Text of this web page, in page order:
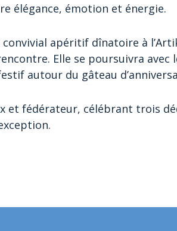
élégance, émotion et énergie.
apéritif dînatoire à
Elle se poursuivra avec
autour du gâteau
et fédérateur, célébrant trois